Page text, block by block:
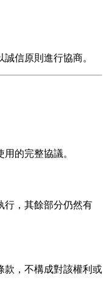
信原則進行協商。
的完整協議。
行，其餘部分仍然有
款，不構成對該權利或